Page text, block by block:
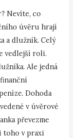
Nevíte, co
úvěru hrají
a dlužník. Celý
vedlejší roli.
Ale jedná
Dohoda
v úvěrové
převezme
toho v praxi